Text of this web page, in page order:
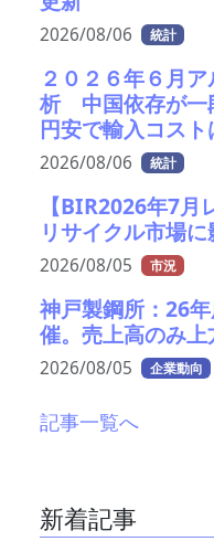
2026/08/06 統計
２０２６年６月
析 中国依存が一
円安で輸入コス
2026/08/06 統計
【BIR2026年7
リサイクル市場
2026/08/05 市況
神戸製鋼所：26
催。売上高のみ上
2026/08/05 企業動向
記事一覧へ
新着記事